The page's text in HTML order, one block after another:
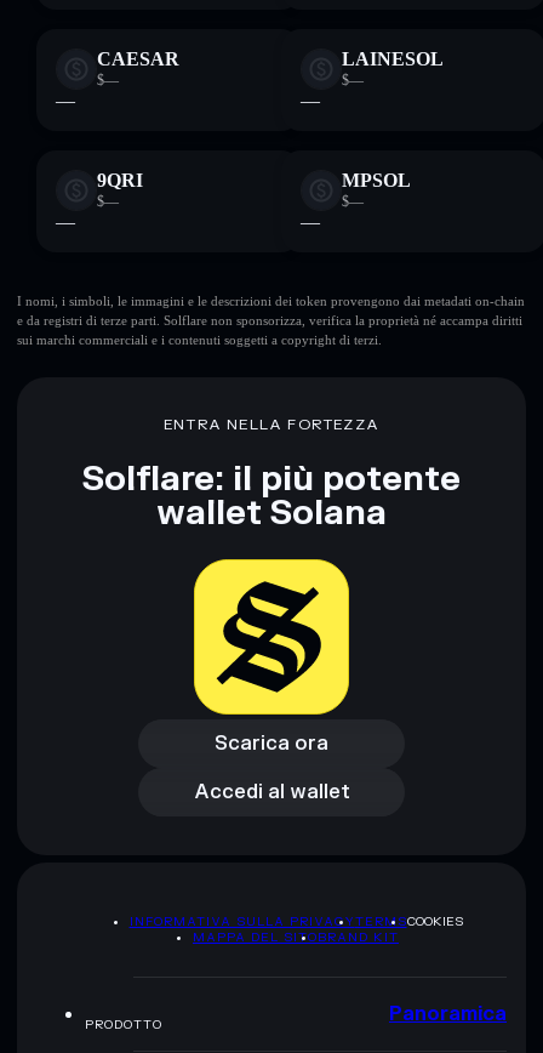
CAESAR
$—
—
LAINESOL
$—
—
9QRI
$—
—
MPSOL
$—
—
I nomi, i simboli, le immagini e le descrizioni dei token provengono dai metadati on-chain
e da registri di terze parti. Solflare non sponsorizza, verifica la proprietà né accampa diritti
sui marchi commerciali e i contenuti soggetti a copyright di terzi.
ENTRA NELLA FORTEZZA
Solflare: il più potente
wallet Solana
Scarica ora
Scarica ora
Accedi al wallet
Accedi al wallet
INFORMATIVA SULLA PRIVACYTERMSCOOKIES
MAPPA DEL SITOBRAND KIT
PRODOTTO Panoramica